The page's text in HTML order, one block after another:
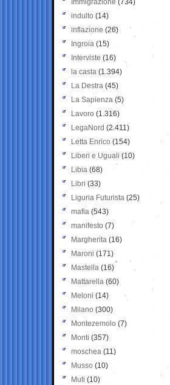
Immigrazione (734)
indulto (14)
inflazione (26)
Ingroia (15)
Interviste (16)
la casta (1.394)
La Destra (45)
La Sapienza (5)
Lavoro (1.316)
LegaNord (2.411)
Letta Enrico (154)
Liberi e Uguali (10)
Libia (68)
Libri (33)
Liguria Futurista (25)
mafia (543)
manifesto (7)
Margherita (16)
Maroni (171)
Mastella (16)
Mattarella (60)
Meloni (14)
Milano (300)
Montezemolo (7)
Monti (357)
moschea (11)
Musso (10)
Muti (10)